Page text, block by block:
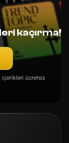
kaçırma!
içerikleri ücretsiz